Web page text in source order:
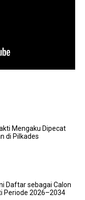
Mengaku Dipecat
di Pilkades
Daftar sebagai Calon
Periode 2026–2034